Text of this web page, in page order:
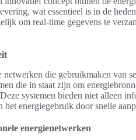
wat essentieel is in de
om real-time gegevens te
netwerken die gebruikmaken van
die in staat zijn om
systemen bieden niet alleen
het energiegebruik door snelle
energienetwerken